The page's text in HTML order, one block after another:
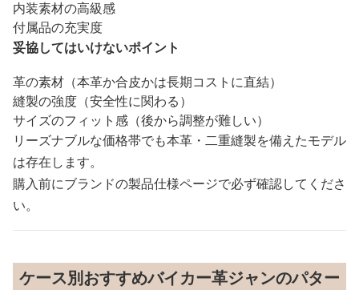
内装素材の高級感
付属品の充実度
妥協してはいけないポイント
革の素材（本革か合皮かは長期コストに直結）
縫製の強度（安全性に関わる）
サイズのフィット感（後から調整が難しい）
リーズナブルな価格帯でも本革・二重縫製を備えたモデル
は存在します。
購入前にブランドの製品仕様ページで必ず確認してくださ
い。
ケース別おすすめバイカー革ジャンのパター